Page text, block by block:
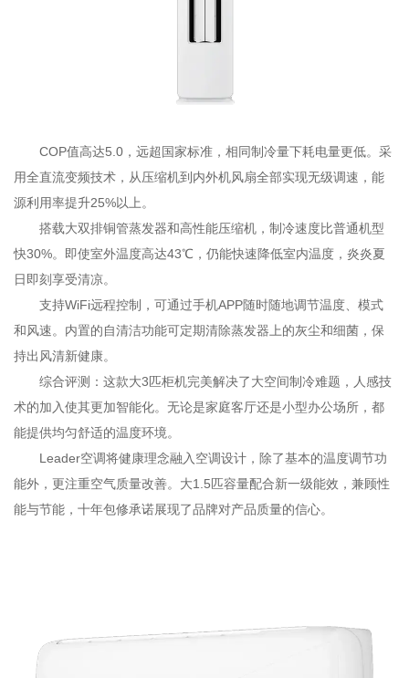
COP值高达5.0，远超国家标准，相同制冷量下耗电量更低。采
用全直流变频技术，从压缩机到内外机风扇全部实现无级调速，能
源利用率提升25%以上。
搭载大双排铜管蒸发器和高性能压缩机，制冷速度比普通机型
快30%。即使室外温度高达43℃，仍能快速降低室内温度，炎炎夏
日即刻享受清凉。
支持WiFi远程控制，可通过手机APP随时随地调节温度、模式
和风速。内置的自清洁功能可定期清除蒸发器上的灰尘和细菌，保
持出风清新健康。
综合评测：这款大3匹柜机完美解决了大空间制冷难题，人感技
术的加入使其更加智能化。无论是家庭客厅还是小型办公场所，都
能提供均匀舒适的温度环境。
Leader空调将健康理念融入空调设计，除了基本的温度调节功
能外，更注重空气质量改善。大1.5匹容量配合新一级能效，兼顾性
能与节能，十年包修承诺展现了品牌对产品质量的信心。